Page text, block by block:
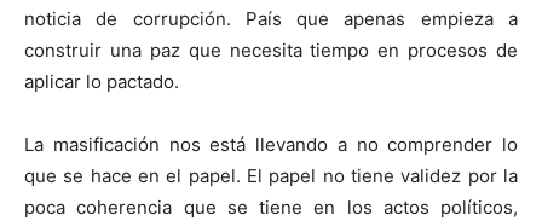
noticia de corrupción. País que apenas empieza a
construir una paz que necesita tiempo en procesos de
aplicar lo pactado.
La masificación nos está llevando a no comprender lo
que se hace en el papel. El papel no tiene validez por la
poca coherencia que se tiene en los actos políticos,